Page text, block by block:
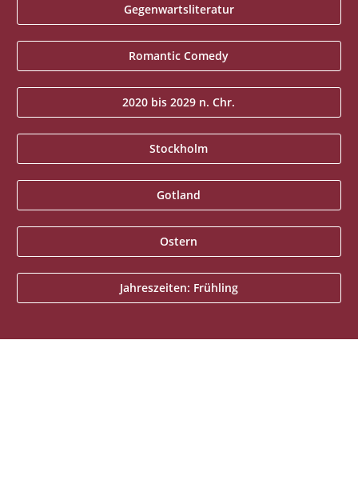
Gegenwartsliteratur
Romantic Comedy
2020 bis 2029 n. Chr.
Stockholm
Gotland
Ostern
Jahreszeiten: Frühling